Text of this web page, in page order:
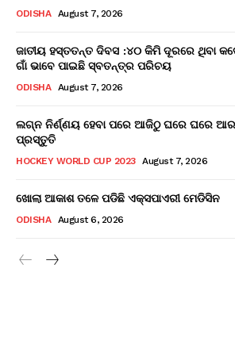
ODISHA August 7, 2026
ଜାତୀୟ ହସ୍ତତନ୍ତ ଦିବସ :୪୦ କିମି ଦୂରରେ ଥିବା
ଗାଁ ଭାବେ ପାଇଛି ସ୍ବତନ୍ତ୍ର ପରିଚୟ
ODISHA August 7, 2026
ଲଗ୍ନ ନିର୍ଣ୍ଣୟ ହେବା ପରେ ଆଜିଠୁ ଘରେ ଘରେ
ପ୍ରସ୍ତୁତି
HOCKEY WORLD CUP 2023 August 7, 2026
ଖୋଲା ଆକାଶ ତଳେ ପଡିଛି ଏକ୍ସପାଏରୀ ମେଡିସିନ
ODISHA August 6, 2026